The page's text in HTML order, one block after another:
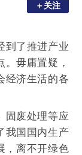
＋关注
＋关注
到了推进产业
毋庸置疑，
经济生活的各
固废处理等应
我国国内生产
，离不开绿色